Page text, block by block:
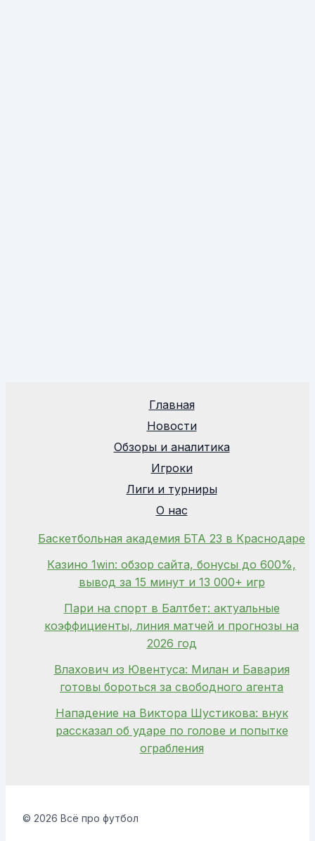
Главная
Новости
Обзоры и аналитика
Игроки
Лиги и турниры
О нас
Баскетбольная академия БТА 23 в Краснодаре
Казино 1win: обзор сайта, бонусы до 600%,
вывод за 15 минут и 13 000+ игр
Пари на спорт в Балтбет: актуальные
коэффициенты, линия матчей и прогнозы на
2026 год
Влахович из Ювентуса: Милан и Бавария
готовы бороться за свободного агента
Нападение на Виктора Шустикова: внук
рассказал об ударе по голове и попытке
ограбления
© 2026 Всё про футбол